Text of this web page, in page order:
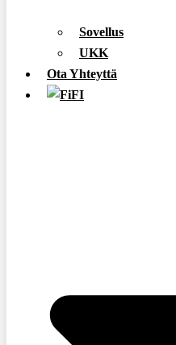
Sovellus
UKK
Ota Yhteyttä
FI